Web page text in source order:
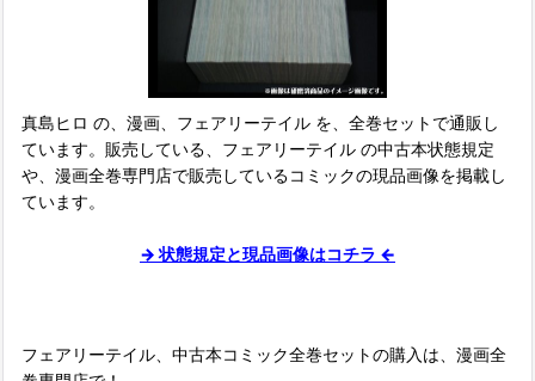
真島ヒロ の、漫画、フェアリーテイル を、全巻セットで通販し
ています。販売している、フェアリーテイル の中古本状態規定
や、漫画全巻専門店で販売しているコミックの現品画像を掲載し
ています。
→ 状態規定と現品画像はコチラ ←
フェアリーテイル、中古本コミック全巻セットの購入は、漫画全